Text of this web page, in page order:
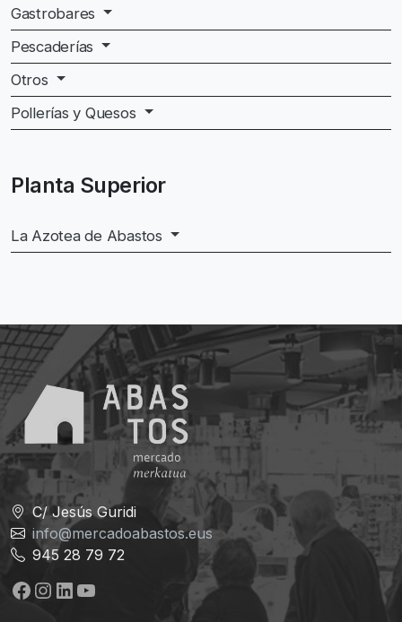
Gastrobares
Pescaderías
Otros
Pollerías y Quesos
Planta Superior
La Azotea de Abastos
C/ Jesús Guridi
info@mercadoabastos.eus
945 28 79 72
Facebook
Instagram
LinkedIn
YouTube